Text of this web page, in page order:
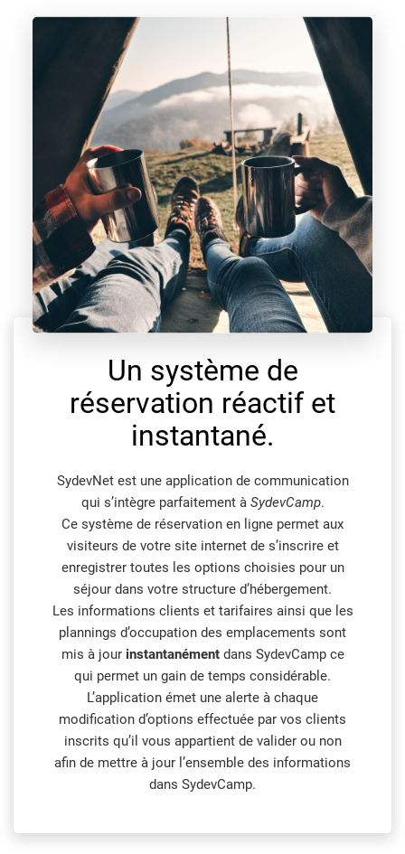
Un système de
réservation réactif et
instantané.
SydevNet est une application de communication
qui s’intègre parfaitement à SydevCamp.
Ce système de réservation en ligne permet aux
visiteurs de votre site internet de s’inscrire et
enregistrer toutes les options choisies pour un
séjour dans votre structure d’hébergement.
Les informations clients et tarifaires ainsi que les
plannings d’occupation des emplacements sont
mis à jour instantanémentdans SydevCamp ce
qui permet un gain de temps considérable.
L’application émet une alerte à chaque
modification d’options effectuée par vos clients
inscrits qu’il vous appartient de valider ou non
afin de mettre à jour l’ensemble des informations
dans SydevCamp.